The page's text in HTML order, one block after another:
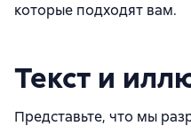
которые подходят вам.
Текст и
Представьте, что мы